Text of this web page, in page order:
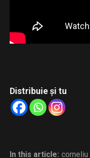
Distribuie și tu
In this article: corneliu